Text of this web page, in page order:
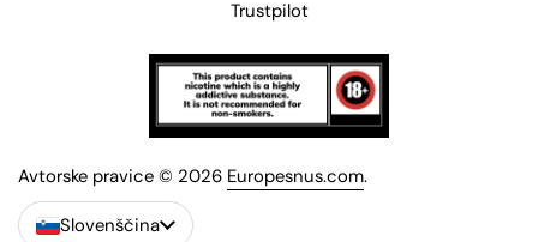
Trustpilot
Avtorske pravice © 2026 Europesnus.com.
Slovenščina